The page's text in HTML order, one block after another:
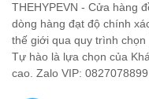
THEHYPEVN - Cửa hàng
dòng hàng đạt độ chính
thế giới qua quy trình
Tự hào là lựa chọn của
cao. Zalo VIP: 0827078899